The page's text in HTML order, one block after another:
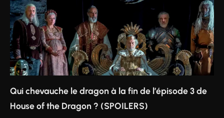
Qui chevauche le dragon à la fin de l’épisode 3 de
House of the Dragon ? (SPOILERS)